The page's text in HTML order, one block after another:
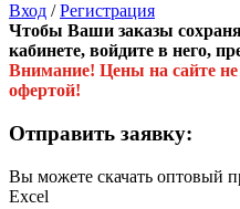
Вход /Регистрация
Чтобы Ваши заказы
кабинете, войдите в него,
Внимание! Цены на сайте
офертой!
Отправить заявку:
Вы можете скачать оптовый
Excel